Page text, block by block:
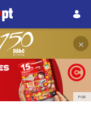
×
PUB